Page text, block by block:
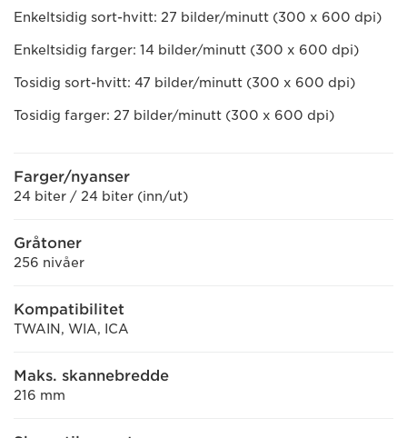
Enkeltsidig sort-hvitt: 27 bilder/minutt (300 x 600 dpi)
Enkeltsidig farger: 14 bilder/minutt (300 x 600 dpi)
Tosidig sort-hvitt: 47 bilder/minutt (300 x 600 dpi)
Tosidig farger: 27 bilder/minutt (300 x 600 dpi)
Farger/nyanser
24 biter / 24 biter (inn/ut)
Gråtoner
256 nivåer
Kompatibilitet
TWAIN, WIA, ICA
Maks. skannebredde
216 mm